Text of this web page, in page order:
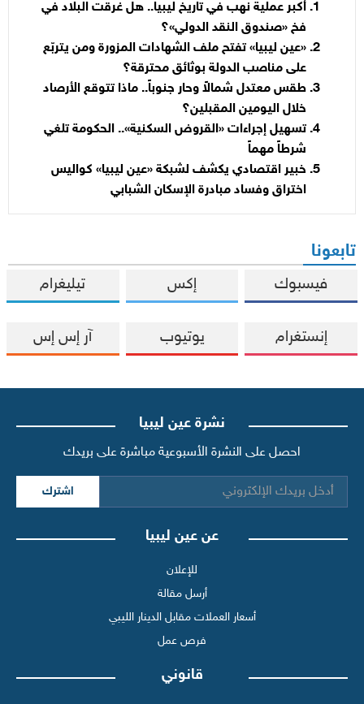
أكبر عملية نهب في تاريخ ليبيا.. هل غرقت البلاد في
فخ «صندوق النقد الدولي»؟
«عين ليبيا» تفتح ملف الشهادات المزورة ومن يتربّع
على مناصب الدولة بوثائق محترقة؟
طقس معتدل شمالاً وحار جنوباً.. ماذا تتوقع الأرصاد
خلال اليومين المقبلين؟
تسهيل إجراءات «القروض السكنية».. الحكومة تلغي
شرطاً مهماً
خبير اقتصادي يكشف لشبكة «عين ليبيا» كواليس
اختراق وفساد مبادرة الإسكان الشبابي
تابعونا
فيسبوك إكس تيليغرام
إنستغرام يوتيوب آر إس إس
نشرة عين ليبيا
احصل على النشرة الأسبوعية مباشرة على بريدك
اشترك
عن عين ليبيا
للإعلان
أرسل مقالة
أسعار العملات مقابل الدينار الليبي
فرص عمل
قانوني